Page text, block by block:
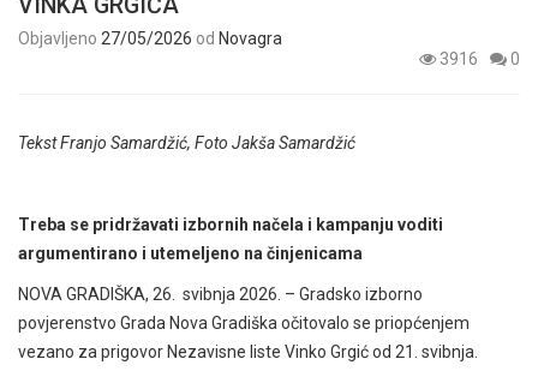
Objavljeno 27/05/2026 od Novagra
3916
0
Tekst Franjo Samardžić, Foto Jakša Samardžić
Treba se pridržavati izbornih načela i kampanju voditi
argumentirano i utemeljeno na činjenicama
NOVA GRADIŠKA, 26. svibnja 2026. – Gradsko izborno
povjerenstvo Grada Nova Gradiška očitovalo se priopćenjem
vezano za prigovor Nezavisne liste Vinko Grgić od 21. svibnja.